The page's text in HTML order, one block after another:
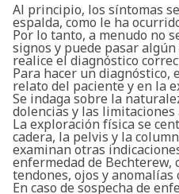
Al principio, los síntomas
espalda, como le ha
Por lo tanto, a menudo no
signos y puede pasar
realice el diagnóstico
Para hacer un diagnóstico,
relato del paciente y en la
Se indaga sobre la
dolencias y las limitaciones
La exploración física se
cadera, la pelvis y la
examinan otras
enfermedad de Bechterew,
tendones, ojos y anomalías
En caso de sospecha de